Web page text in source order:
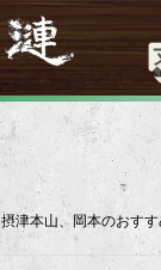
摂津本山、岡本のおす